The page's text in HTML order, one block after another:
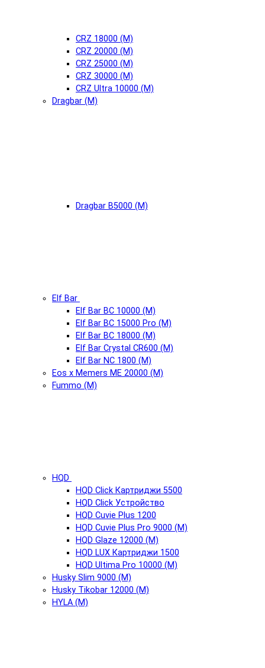
CRZ 18000 (М)
CRZ 20000 (М)
CRZ 25000 (М)
CRZ 30000 (М)
CRZ Ultra 10000 (М)
Dragbar (М)
Dragbar B5000 (М)
Elf Bar
Elf Bar BC 10000 (М)
Elf Bar BC 15000 Pro (М)
Elf Bar BC 18000 (М)
Elf Bar Crystal CR600 (М)
Elf Bar NC 1800 (М)
Eos x Memers ME 20000 (М)
Fummo (М)
HQD
HQD Click Картриджи 5500
HQD Click Устройство
HQD Cuvie Plus 1200
HQD Cuvie Plus Pro 9000 (М)
HQD Glaze 12000 (М)
HQD LUX Картриджи 1500
HQD Ultima Pro 10000 (М)
Husky Slim 9000 (М)
Husky Tikobar 12000 (М)
HYLA (М)